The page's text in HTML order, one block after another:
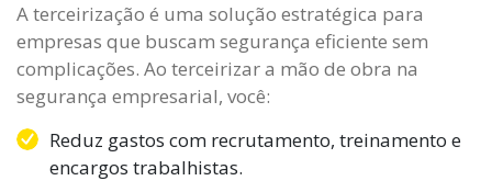
A terceirização é uma solução estratégica para
empresas que buscam segurança eficiente sem
complicações. Ao terceirizar a mão de obra na
segurança empresarial, você:
Reduz gastos com recrutamento, treinamento e
encargos trabalhistas.